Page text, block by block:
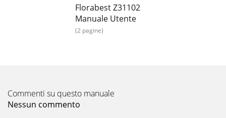
Florabest Z31102
Manuale Utente
(2 pagine)
Commenti su questo manuale
Nessun commento